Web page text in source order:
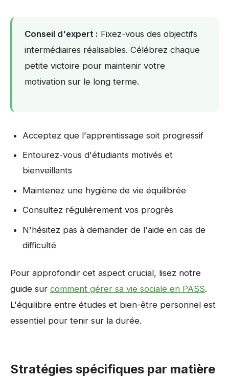
Conseil d'expert : Fixez-vous des objectifs
intermédiaires réalisables. Célébrez chaque
petite victoire pour maintenir votre
motivation sur le long terme.
Acceptez que l'apprentissage soit progressif
Entourez-vous d'étudiants motivés et
bienveillants
Maintenez une hygiène de vie équilibrée
Consultez régulièrement vos progrès
N'hésitez pas à demander de l'aide en cas de
difficulté
Pour approfondir cet aspect crucial, lisez notre
guide sur comment gérer sa vie sociale en PASS.
L'équilibre entre études et bien-être personnel est
essentiel pour tenir sur la durée.
Stratégies spécifiques par matière